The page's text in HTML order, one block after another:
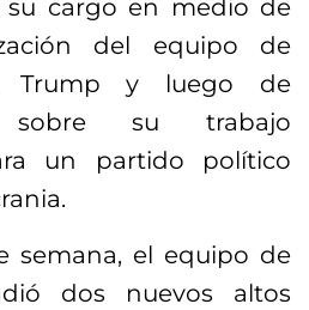
su cargo en medio de
del equipo de
Trump y luego de
sobre su trabajo
un partido político
semana, el equipo de
dos nuevos altos